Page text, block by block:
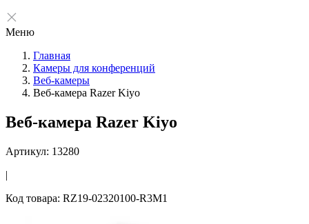
Меню
Главная
Камеры для конференций
Веб-камеры
Веб-камера Razer Kiyo
Веб-камера Razer Kiyo
Артикул: 13280
|
Код товара: RZ19-02320100-R3M1